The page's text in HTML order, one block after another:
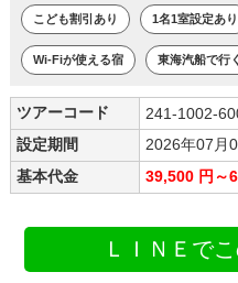
こども割引あり 1名1室設定あり
Wi-Fiが使える宿 東海汽船で行
ツアーコード
241-1002-
設定期間
2026年07月
基本代金
39,500 円～
ＬＩＮＥで